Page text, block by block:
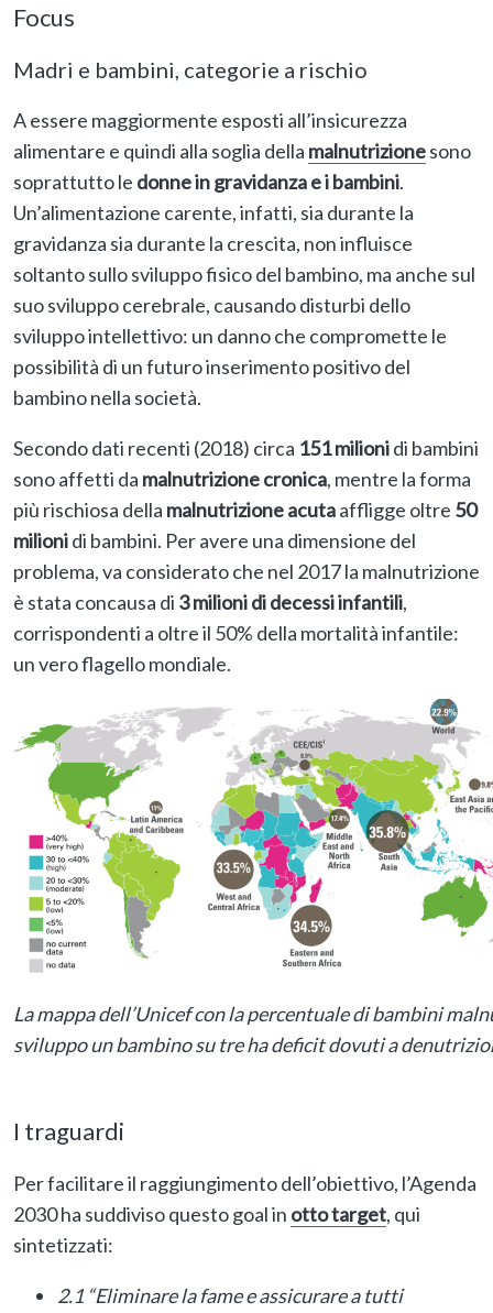
Focus
Madri e bambini, categorie a rischio
A essere maggiormente esposti all’insicurezza
alimentare e quindi alla soglia della malnutrizionesono
soprattutto le donne in gravidanza e i bambini.
Un’alimentazione carente, infatti, sia durante la
gravidanza sia durante la crescita, non influisce
soltanto sullo sviluppo fisico del bambino, ma anche sul
suo sviluppo cerebrale, causando disturbi dello
sviluppo intellettivo: un danno che compromette le
possibilità di un futuro inserimento positivo del
bambino nella società.
Secondo dati recenti (2018) circa 151 milionidi bambini
sono affetti da malnutrizione cronica, mentre la forma
più rischiosa della malnutrizione acutaaffligge oltre 50
milionidi bambini. Per avere una dimensione del
problema, va considerato che nel 2017 la malnutrizione
è stata concausa di 3 milioni di decessi infantili,
corrispondenti a oltre il 50% della mortalità infantile:
un vero flagello mondiale.
La mappa dell’Unicef con la percentuale di bambini
sviluppo un bambino su tre ha deficit dovuti a
I traguardi
Per facilitare il raggiungimento dell’obiettivo, l’Agenda
2030 ha suddiviso questo goal in ottotarget, qui
sintetizzati:
2.1 “Eliminare la fame e assicurare a tutti